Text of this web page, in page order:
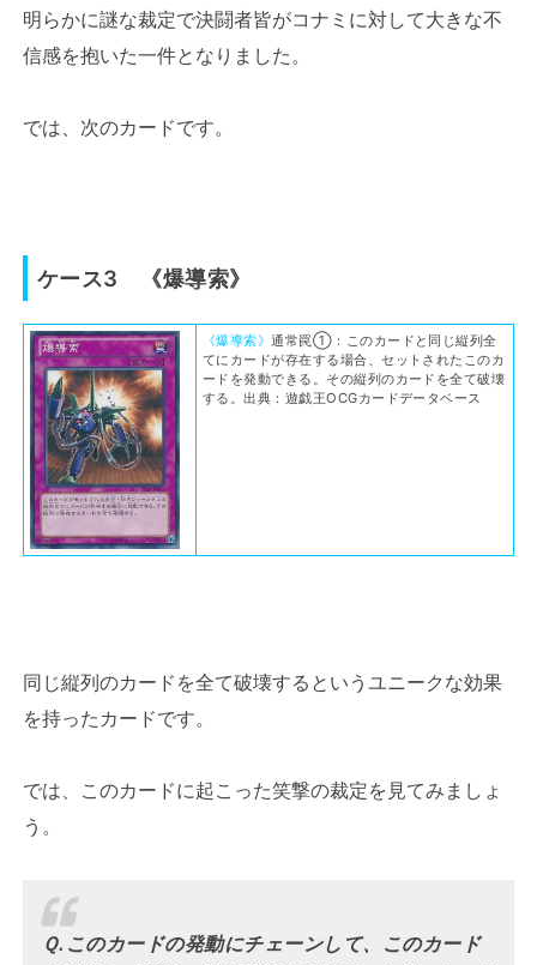
明らかに謎な裁定で決闘者皆がコナミに対して大きな不
信感を抱いた一件となりました。
では、次のカードです。
ケース3 《爆導索》
《爆導索》通常罠①：このカードと同じ縦列全
てにカードが存在する場合、セットされたこのカ
ードを発動できる。その縦列のカードを全て破壊
する。出典：遊戯王OCGカードデータベース
同じ縦列のカードを全て破壊するというユニークな効果
を持ったカードです。
では、このカードに起こった笑撃の裁定を見てみましょ
う。
Ｑ.このカードの発動にチェーンして、このカード